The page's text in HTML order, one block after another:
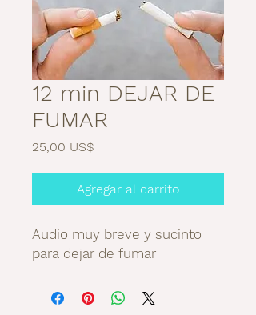
12 min DEJAR DE
FUMAR
25,00 US$
Agregar al carrito
Audio muy breve y sucinto
para dejar de fumar